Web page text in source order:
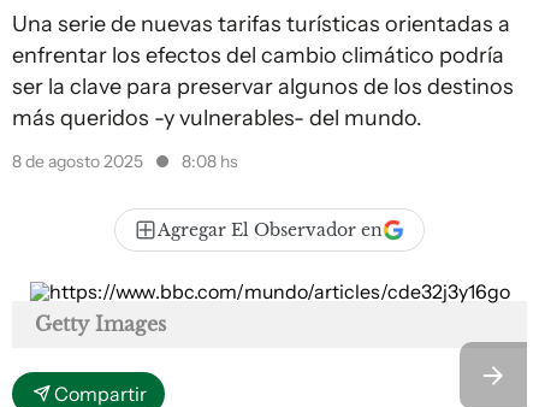
Una serie de nuevas tarifas turísticas orientadas a
enfrentar los efectos del cambio climático podría
ser la clave para preservar algunos de los destinos
más queridos -y vulnerables- del mundo.
8 de agosto 2025 8:08 hs
Agregar El Observador en
Getty Images
Compartir